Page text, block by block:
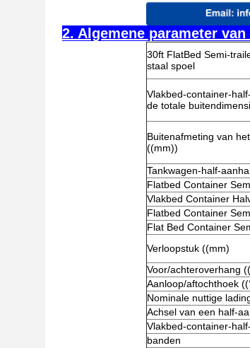
2. Algemene parameter
30ft FlatBed Semi-
staal spoel
Vlakbed-container-
de totale
Buitenafmeting van
((mm))
Tankwagen-half-
Flatbed Container
Vlakbed Container
Flatbed Container
Flat Bed Container
Verloopstuk ((mm)
Voor/achteroverhang
Aanloop/aftochthoek
Nominale nuttige
Achsel van een half-
Vlakbed-container-
banden